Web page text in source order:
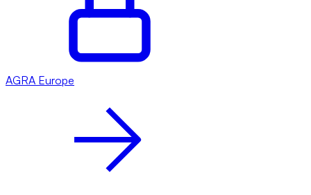
AGRA Europe